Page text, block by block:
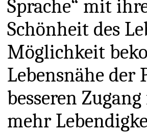
Sprache“ mit
Schönheit des
Möglichkeit
Lebensnähe
besseren
mehr